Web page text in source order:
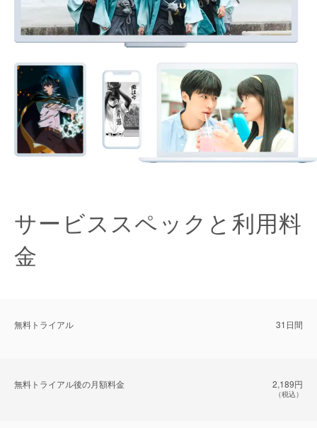
サービススペックと利用料
金
無料トライアル 31日間
無料トライアル後の⽉額料金 2,189円
（税込）